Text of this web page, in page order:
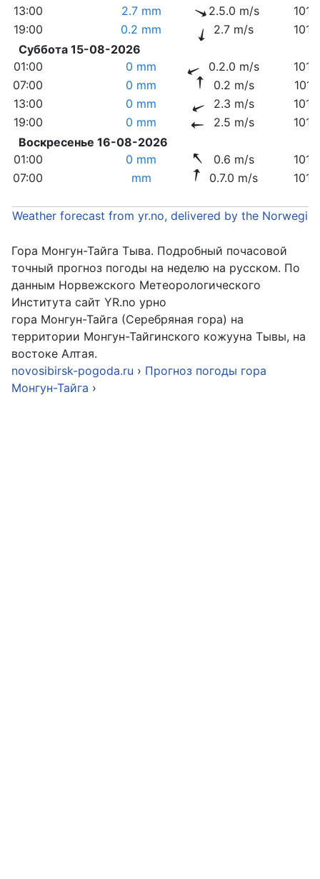
13:00
2.7 mm 2.5.0 m/s
19:00
0.2 mm 2.7 m/s
Суббота 15-08-2026
01:00
0 mm 0.2.0 m/s
07:00
0 mm 0.2 m/s
13:00
0 mm 2.3 m/s
19:00
0 mm 2.5 m/s
Воскресенье 16-08-2026
01:00
0 mm 0.6 m/s
07:00
mm 0.7.0 m/s
Weather forecast from yr.no, delivered by the
Гора Монгун-Тайга Тыва. Подробный почасовой
точный прогноз погоды на неделю на русском. По
данным Норвежского Метеорологического
Института сайт YR.no урно
гора Монгун-Тайга (Серебряная гора) на
территории Монгун-Тайгинского кожууна Тывы, на
востоке Алтая.
novosibirsk-pogoda.ru › Прогноз погоды гора
Монгун-Тайга ›